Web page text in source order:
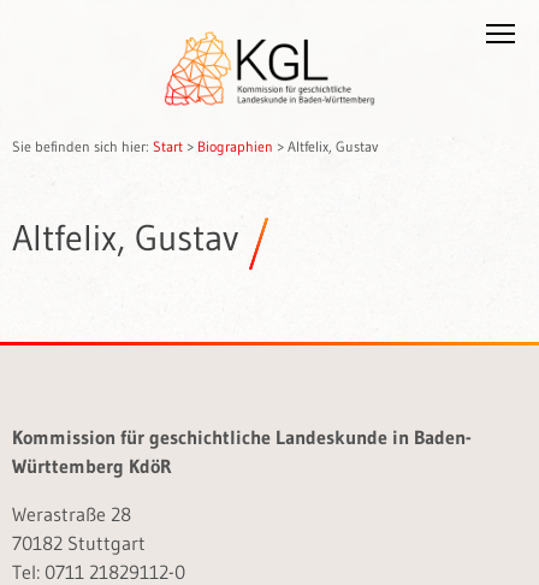
Sie befinden sich hier: Start > Biographien > Altfelix, Gustav
Altfelix, Gustav
Kommission für geschichtliche Landeskunde in Baden-
Württemberg KdöR
Werastraße 28
70182 Stuttgart
Tel: 0711 21829112-0